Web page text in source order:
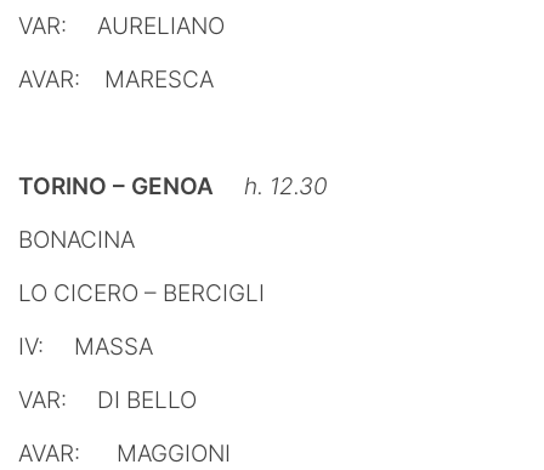
VAR: AURELIANO
AVAR: MARESCA
TORINO – GENOA
h. 12.30
BONACINA
LO CICERO – BERCIGLI
IV: MASSA
VAR: DI BELLO
AVAR: MAGGIONI